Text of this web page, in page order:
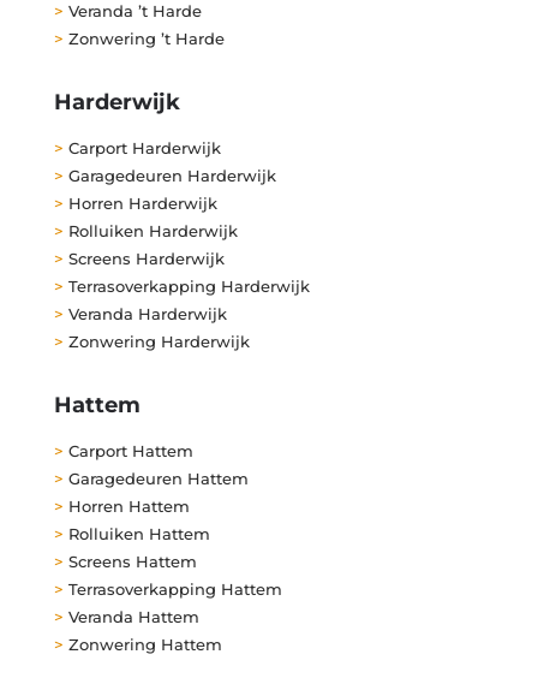
> Veranda ’t Harde
> Zonwering ’t Harde
Harderwijk
> Carport Harderwijk
> Garagedeuren Harderwijk
> Horren Harderwijk
> Rolluiken Harderwijk
> Screens Harderwijk
> Terrasoverkapping Harderwijk
> Veranda Harderwijk
> Zonwering Harderwijk
Hattem
> Carport Hattem
> Garagedeuren Hattem
> Horren Hattem
> Rolluiken Hattem
> Screens Hattem
> Terrasoverkapping Hattem
> Veranda Hattem
> Zonwering Hattem